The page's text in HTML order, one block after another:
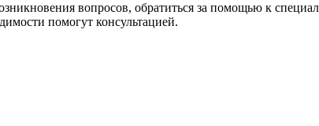
вопросов, обратиться за помощью к
помогут консультацией.